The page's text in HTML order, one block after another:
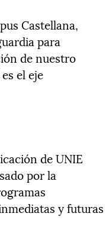
Castellana,
para
de nuestro
el eje
de UNIE
por la
y futuras